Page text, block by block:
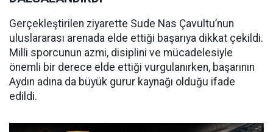
Gerçekleştirilen ziyarette Sude Nas Çavultu’nun
uluslararası arenada elde ettiği başarıya dikkat çekildi.
Milli sporcunun azmi, disiplini ve mücadelesiyle
önemli bir derece elde ettiği vurgulanırken, başarının
Aydın adına da büyük gurur kaynağı olduğu ifade
edildi.